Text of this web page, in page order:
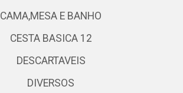
CAMA,MESA E BANHO
CESTA BASICA 12
DESCARTAVEIS
DIVERSOS